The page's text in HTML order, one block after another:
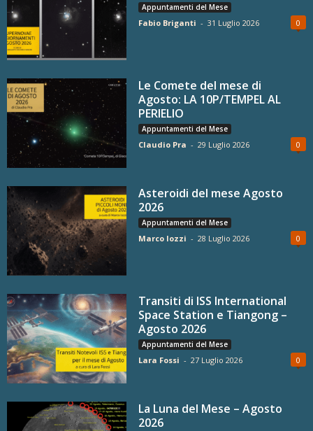
Appuntamenti del Mese
Fabio Briganti - 31 Luglio 2026 0
Le Comete del mese di
Agosto: LA 10P/TEMPEL AL
PERIELIO
Appuntamenti del Mese
Claudio Pra - 29 Luglio 2026 0
Asteroidi del mese Agosto
2026
Appuntamenti del Mese
Marco Iozzi - 28 Luglio 2026 0
Transiti di ISS International
Space Station e Tiangong –
Agosto 2026
Appuntamenti del Mese
Lara Fossi - 27 Luglio 2026 0
La Luna del Mese – Agosto
2026